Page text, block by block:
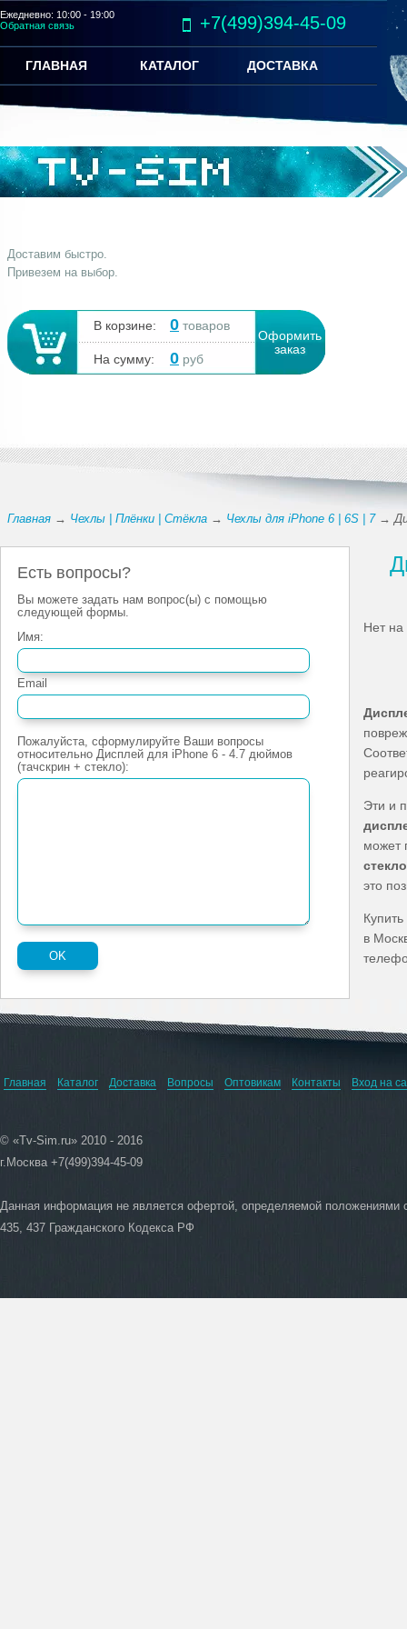
Ежедневно: 10:00 - 19:00
Обратная связь
+7(499)394-45-09
ГЛАВНАЯ КАТАЛОГ ДОСТАВКА
Доставим быстро.
Привезем на выбор.
В корзине: 0 товаров
На сумму: 0 руб
Оформить
заказ
Главная → Чехлы | Плёнки | Стёкла → Чехлы для iPhone 6 | 6S | 7→
Есть вопросы?
Вы можете задать нам вопрос(ы) с помощью
следующей формы.
Имя:
Email
Пожалуйста, сформулируйте Ваши вопросы
относительно Дисплей для iPhone 6 - 4.7 дюймов
(тачскрин + стекло):
Нет на
Эти и
может
это
в
Главная Каталог Доставка Вопросы Оптовикам Контакты Вход на
© «Tv-Sim.ru» 2010 - 2016
г.Москва +7(499)394-45-09
Данная информация не является офертой, определяемой положениями
435, 437 Гражданского Кодекса РФ